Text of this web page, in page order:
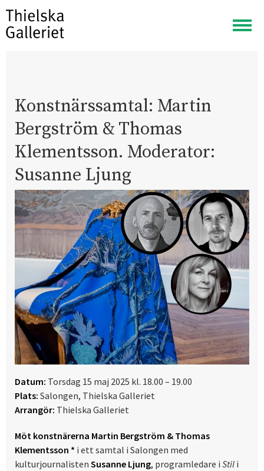
Visa
meny
Konstnärssamtal: Martin
Bergström & Thomas
Klementsson. Moderator:
Susanne Ljung
Datum: Torsdag 15 maj 2025 kl. 18.00 – 19.00
Plats: Salongen, Thielska Galleriet
Arrangör: Thielska Galleriet
Möt konstnärerna Martin Bergström & Thomas
Klementsson * i ett samtal i Salongen med
kulturjournalisten Susanne Ljung, programledare i Stil i